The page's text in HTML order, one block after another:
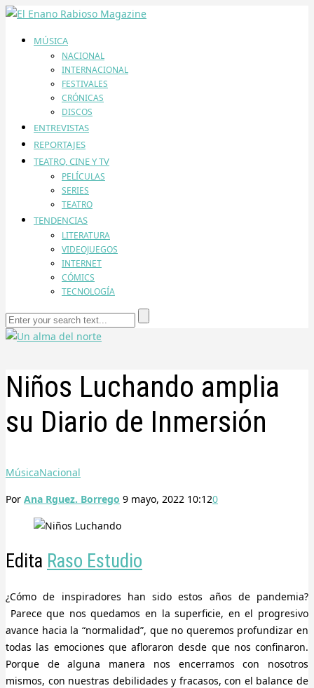
MÚSICA
NACIONAL
INTERNACIONAL
FESTIVALES
CRÓNICAS
DISCOS
ENTREVISTAS
REPORTAJES
TEATRO, CINE Y TV
PELÍCULAS
SERIES
TEATRO
TENDENCIAS
LITERATURA
VIDEOJUEGOS
INTERNET
CÓMICS
TECNOLOGÍA
Niños Luchando amplia
su Diario de Inmersión
MúsicaNacional
Por Ana Rguez. Borrego 9 mayo, 2022 10:120
Edita Raso Estudio
¿Cómo de inspiradores han sido estos años de pandemia?
Parece que nos quedamos en la superficie, en el progresivo
avance hacia la “normalidad”, que no queremos profundizar en
todas las emociones que afloraron desde que nos confinaron.
Porque de alguna manera nos encerramos con nosotros
mismos, con nuestras debilidades y fracasos, con el balance de